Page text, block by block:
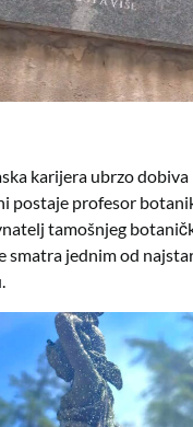
karijera ubrzo
postaje profesor
tamošnjeg
smatra jednim od